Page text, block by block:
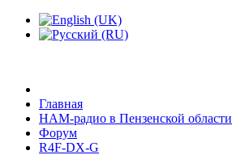
Главная
HAM-радио в Пензенской области
Форум
R4F-DX-G